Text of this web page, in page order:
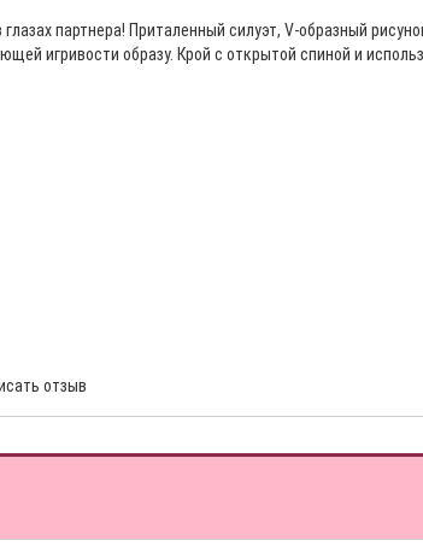
партнера! Приталенный силуэт, V-образный
игривости образу. Крой с открытой спиной и
отзыв